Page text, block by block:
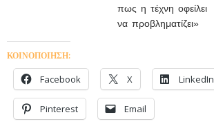
πως η τέχνη οφείλει
να προβληματίζει»
ΚΟΙΝΟΠΟΙΗΣΗ:
Facebook X LinkedIn
Pinterest Email